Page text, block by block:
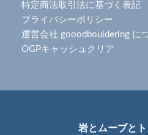
特定商法取引法に基づく表記
プライバシーポリシー
運営会社 gooodbouldering に
OGPキャッシュクリア
岩とムーブと